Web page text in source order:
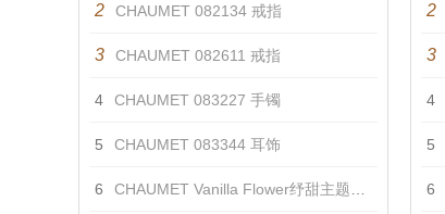
2 CHAUMET 082134 戒指
3 CHAUMET 082611 戒指
4 CHAUMET 083227 手镯
5 CHAUMET 083344 耳饰
6 CHAUMET Vanilla Flower纾甜主题项链 项链
2
3
4
5
6